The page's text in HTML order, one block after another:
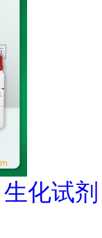
生化试剂